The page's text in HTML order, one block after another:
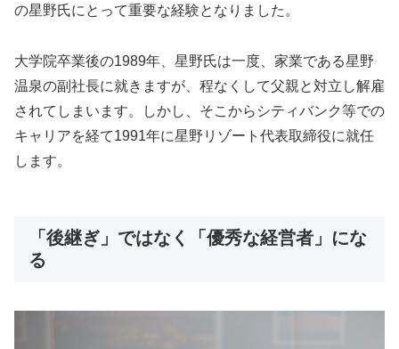
の星野氏にとって重要な経験となりました。
大学院卒業後の1989年、星野氏は一度、家業である星野
温泉の副社長に就きますが、程なくして父親と対立し解雇
されてしまいます。しかし、そこからシティバンク等での
キャリアを経て1991年に星野リゾート代表取締役に就任
します。
「後継ぎ」ではなく「優秀な経営者」にな
る